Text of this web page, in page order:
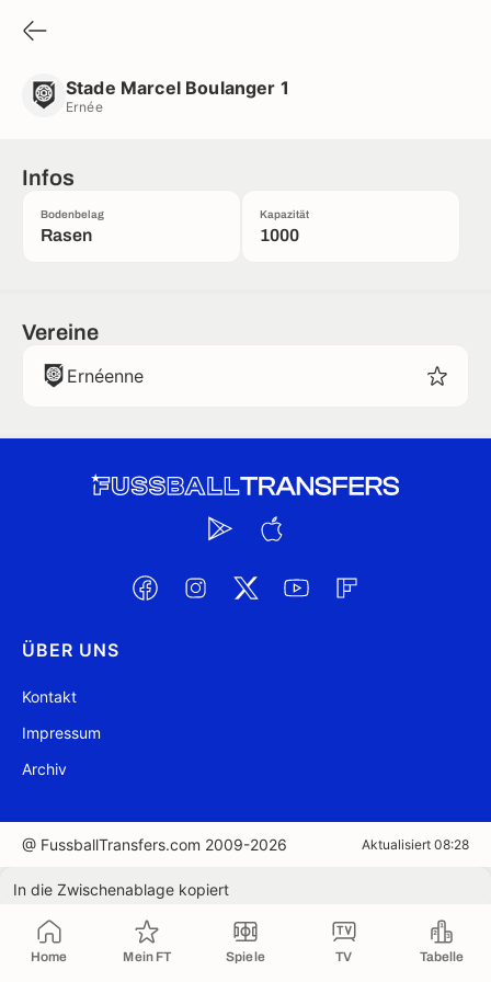
Home Mein FT Spiele TV Tabelle
Stade Marcel Boulanger 1
Ernée
Infos
Bodenbelag
Rasen
Kapazität
1000
Vereine
Ernéenne
ÜBER UNS
Kontakt
Impressum
Archiv
@ FussballTransfers.com 2009-2026 Aktualisiert 08:28
In die Zwischenablage kopiert